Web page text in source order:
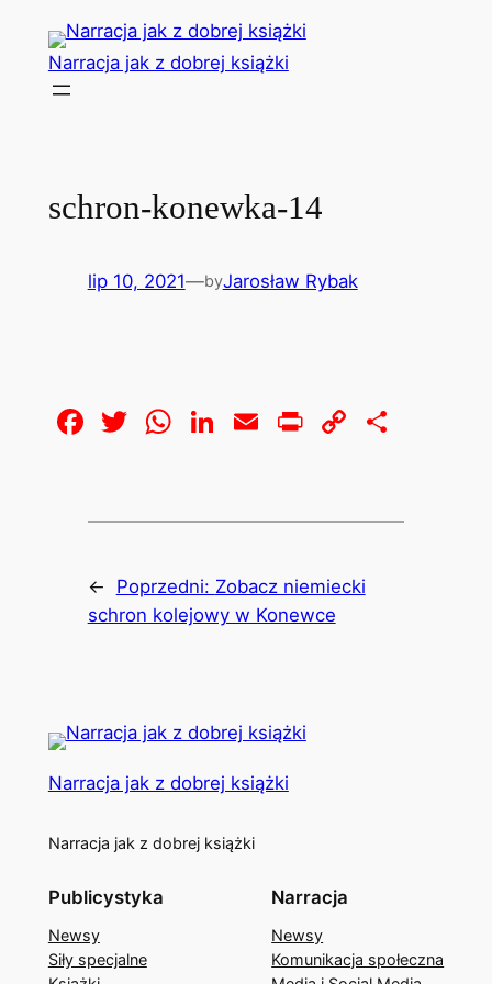
Przejdź
treści
Narracja jak z dobrej książki
schron-konewka-14
lip 10, 2021—byJarosław Rybak
Facebook
Twitter
WhatsApp
LinkedIn
EmailPrintCopy
← Poprzedni: Zobacz niemiecki
schron kolejowy w Konewce
Narracja jak z dobrej książki
Narracja jak z dobrej książki
Publicystyka
Newsy
Siły specjalne
Narracja
Newsy
Komunikacja społeczna